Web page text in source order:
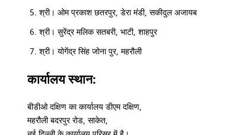
श्री। ओम प्रकाश छतरपुर, डेरा मंडी, सकीदुल अजायब
श्री। सुरेंद्र मलिक सतबरी, भाटी, शाहपुर
श्री। योगेंद्र सिंह जोना पुर, महरौली
कार्यालय स्थान:
बीडीओ दक्षिण का कार्यालय डीएम दक्षिण,
महरौली बदरपुर रोड, साकेत,